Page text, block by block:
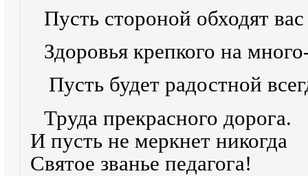
Пусть стороной обходят вас
Здоровья крепкого на
Пусть будет радостной
Труда прекрасного дорога.
И пусть не меркнет никогда
Святое званье педагога!